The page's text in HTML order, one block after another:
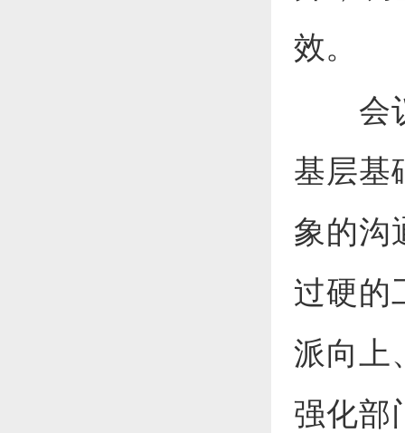
效。
会
基层基
象的沟
过硬的
派向上
强化部